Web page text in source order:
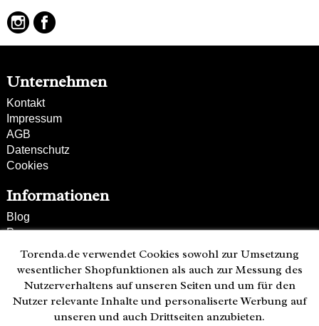
Unternehmen
Kontakt
Impressum
AGB
Datenschutz
Cookies
Informationen
Blog
Presse
Partner
Versand und Zahlung
Bestellung wiederrufen
Kunden-Hotline
Torenda.de verwendet Cookies sowohl zur Umsetzung
wesentlicher Shopfunktionen als auch zur Messung des
Nutzerverhaltens auf unseren Seiten und um für den
Nutzer relevante Inhalte und personaliserte Werbung auf
unseren und auch Drittseiten anzubieten.